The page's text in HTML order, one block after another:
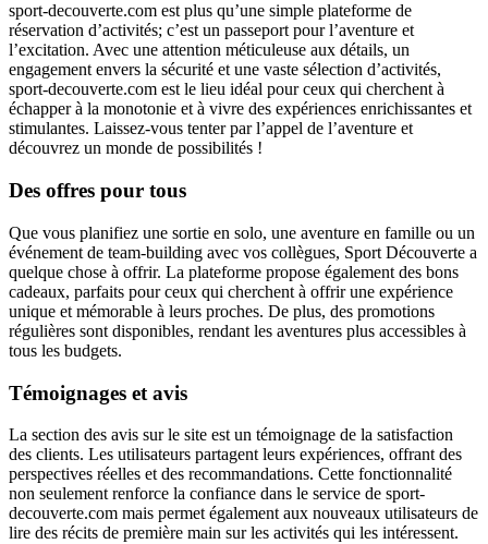
sport-decouverte.com est plus qu’une simple plateforme de
réservation d’activités; c’est un passeport pour l’aventure et
l’excitation. Avec une attention méticuleuse aux détails, un
engagement envers la sécurité et une vaste sélection d’activités,
sport-decouverte.com est le lieu idéal pour ceux qui cherchent à
échapper à la monotonie et à vivre des expériences enrichissantes et
stimulantes. Laissez-vous tenter par l’appel de l’aventure et
découvrez un monde de possibilités !
Des offres pour tous
Que vous planifiez une sortie en solo, une aventure en famille ou un
événement de team-building avec vos collègues, Sport Découverte a
quelque chose à offrir. La plateforme propose également des bons
cadeaux, parfaits pour ceux qui cherchent à offrir une expérience
unique et mémorable à leurs proches. De plus, des promotions
régulières sont disponibles, rendant les aventures plus accessibles à
tous les budgets.
Témoignages et avis
La section des avis sur le site est un témoignage de la satisfaction
des clients. Les utilisateurs partagent leurs expériences, offrant des
perspectives réelles et des recommandations. Cette fonctionnalité
non seulement renforce la confiance dans le service de sport-
decouverte.com mais permet également aux nouveaux utilisateurs de
lire des récits de première main sur les activités qui les intéressent.